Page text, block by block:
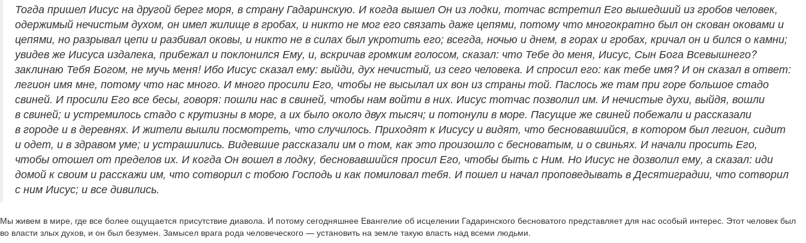
Тогда пришел Иисус на другой берег моря, в страну Гадаринскую. И когда вышел Он из лодки, тотчас встретил Его вышедший из гробов человек,
одержимый нечистым духом, он имел жилище в гробах, и никто не мог его связать даже цепями, потому что многократно был он скован оковами и
цепями, но разрывал цепи и разбивал оковы, и никто не в силах был укротить его; всегда, ночью и днем, в горах и гробах, кричал он и бился о камни;
увидев же Иисуса издалека, прибежал и поклонился Ему, и, вскричав громким голосом, сказал: что Тебе до меня, Иисус, Сын Бога Всевышнего?
заклинаю Тебя Богом, не мучь меня! Ибо Иисус сказал ему: выйди, дух нечистый, из сего человека. И спросил его: как тебе имя? И он сказал в ответ:
легион имя мне, потому что нас много. И много просили Его, чтобы не высылал их вон из страны той. Паслось же там при горе большое стадо
свиней. И просили Его все бесы, говоря: пошли нас в свиней, чтобы нам войти в них. Иисус тотчас позволил им. И нечистые духи, выйдя, вошли
в свиней; и устремилось стадо с крутизны в море, а их было около двух тысяч; и потонули в море. Пасущие же свиней побежали и рассказали
в городе и в деревнях. И жители вышли посмотреть, что случилось. Приходят к Иисусу и видят, что бесновавшийся, в котором был легион, сидит
и одет, и в здравом уме; и устрашились. Видевшие рассказали им о том, как это произошло с бесноватым, и о свиньях. И начали просить Его,
чтобы отошел от пределов их. И когда Он вошел в лодку, бесновавшийся просил Его, чтобы быть с Ним. Но Иисус не дозволил ему, а сказал: иди
домой к своим и расскажи им, что сотворил с тобою Господь и как помиловал тебя. И пошел и начал проповедывать в Десятиградии, что сотворил
с ним Иисус; и все дивились.
Мы живем в мире, где все более ощущается присутствие диавола. И потому сегодняшнее Евангелие об исцелении Гадаринского бесноватого представляет для нас особый интерес. Этот человек был
во власти злых духов, и он был безумен. Замысел врага рода человеческого — установить на земле такую власть над всеми людьми.